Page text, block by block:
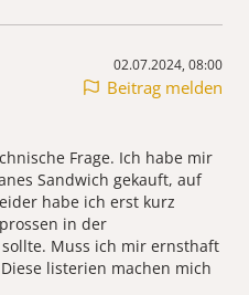
02.07.2024, 08:00
Beitrag melden
Frage. Ich habe mir
Sandwich gekauft, auf
habe ich erst kurz
in der
Muss ich mir ernsthaft
listerien machen mich